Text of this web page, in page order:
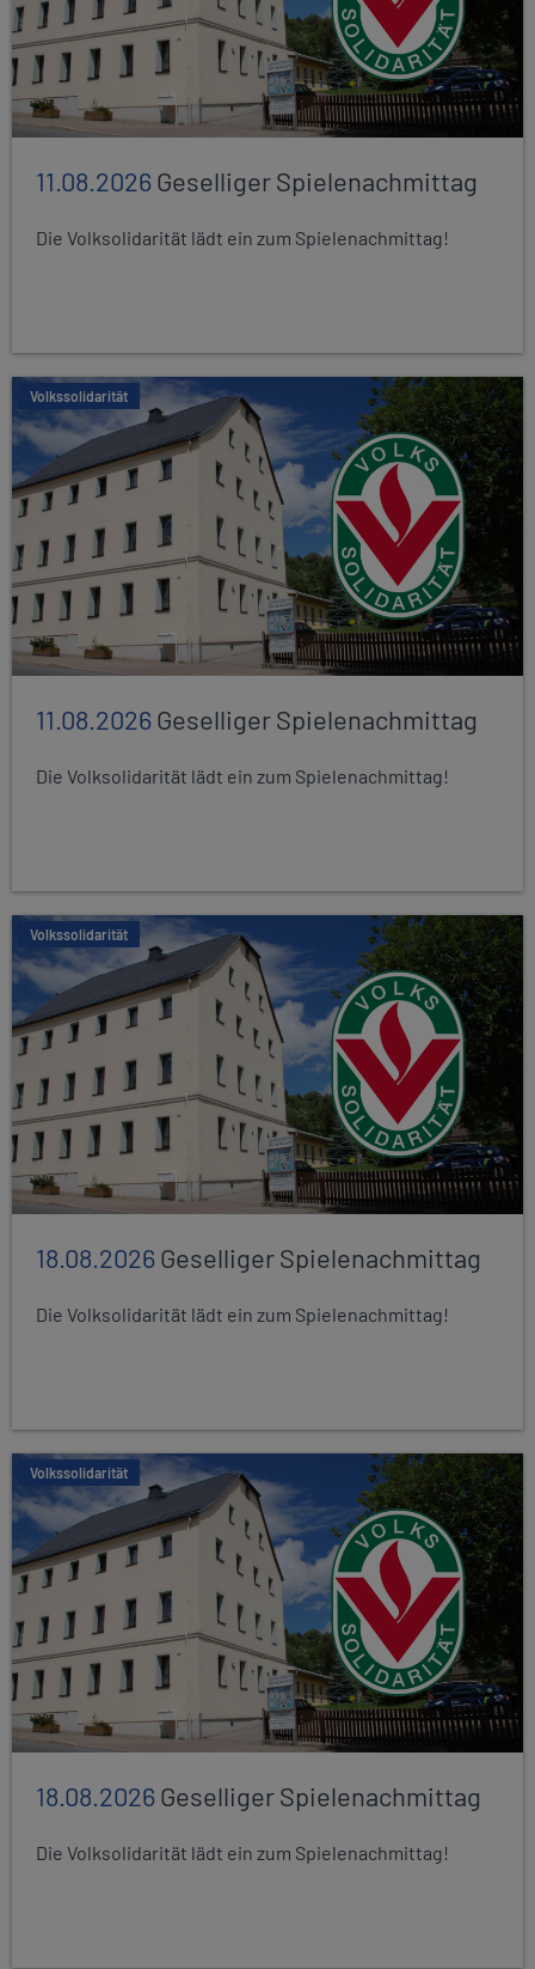
11.08.2026Geselliger Spielenachmittag
Die Volksolidarität lädt ein zum Spielenachmittag!
Volkssolidarität
11.08.2026Geselliger Spielenachmittag
Die Volksolidarität lädt ein zum Spielenachmittag!
Volkssolidarität
18.08.2026Geselliger Spielenachmittag
Die Volksolidarität lädt ein zum Spielenachmittag!
Volkssolidarität
18.08.2026Geselliger Spielenachmittag
Die Volksolidarität lädt ein zum Spielenachmittag!